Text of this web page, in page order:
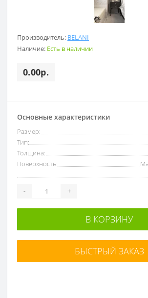
Производитель: BELANI
Наличие: Есть в наличии
0.00р.
Основные характеристики
Размер:
Тип:
Толщина:
Поверхность:
- +
В КОРЗИНУ
БЫСТРЫЙ ЗАКАЗ